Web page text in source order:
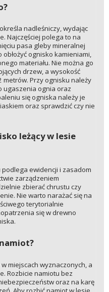
nadleśniczy, wydając
Najczęściej polega to na
pasa gleby mineralnej
ognisko kamieniami,
materiału. Nie można go
drzew, a wysokość
metrów. Przy ognisku należy
ugaszenia ognia oraz
się ogniska należy je
oraz sprawdzić czy nie
leżący w lesie
ewidencji i zasadom
zarządzeniem
zbierać chrustu czy
Nie warto narażać się na
terytorialnie
się w drewno
miejscach wyznaczonych, a
Rozbicie namiotu bez
oraz na karę